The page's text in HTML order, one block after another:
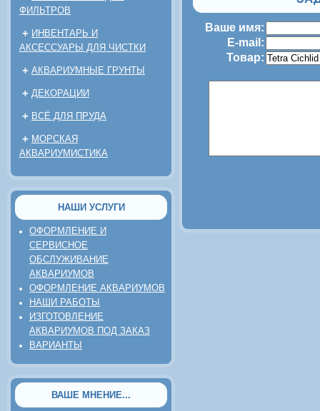
ФИЛЬТРОВ
+ ИНВЕНТАРЬ И
АКСЕССУАРЫ ДЛЯ ЧИСТКИ
+ АКВАРИУМНЫЕ ГРУНТЫ
+ ДЕКОРАЦИИ
+ ВСЁ ДЛЯ ПРУДА
+ МОРСКАЯ
АКВАРИУМИСТИКА
НАШИ УСЛУГИ
ОФОРМЛЕНИЕ И
СЕРВИСНОЕ
ОБСЛУЖИВАНИЕ
АКВАРИУМОВ
ОФОРМЛЕНИЕ АКВАРИУМОВ
НАШИ РАБОТЫ
ИЗГОТОВЛЕНИЕ
АКВАРИУМОВ ПОД ЗАКАЗ
ВАРИАНТЫ
ВАШЕ МНЕНИЕ...
Ваше имя:
E-mail:
Товар: